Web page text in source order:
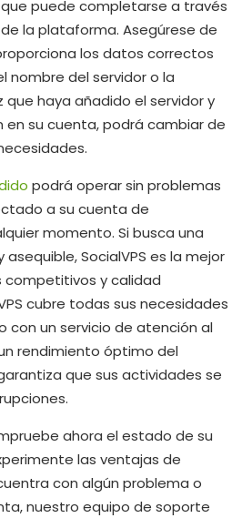
puede completarse a través
la plataforma. Asegúrese de
los datos correctos
nombre del servidor o la
que haya añadido el servidor y
en su cuenta, podrá cambiar de
podrá operar sin problemas
a su cuenta de
momento. Si busca una
asequible, SocialVPS es la mejor
competitivos y calidad
cubre todas sus necesidades
con un servicio de atención al
rendimiento óptimo del
que sus actividades se
ahora el estado de su
las ventajas de
con algún problema o
nuestro equipo de soporte